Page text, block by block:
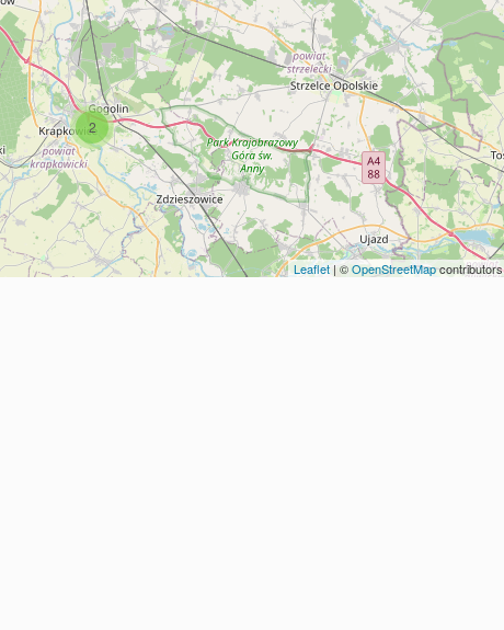
2
Leaflet | ©OpenStreetMapcontributors